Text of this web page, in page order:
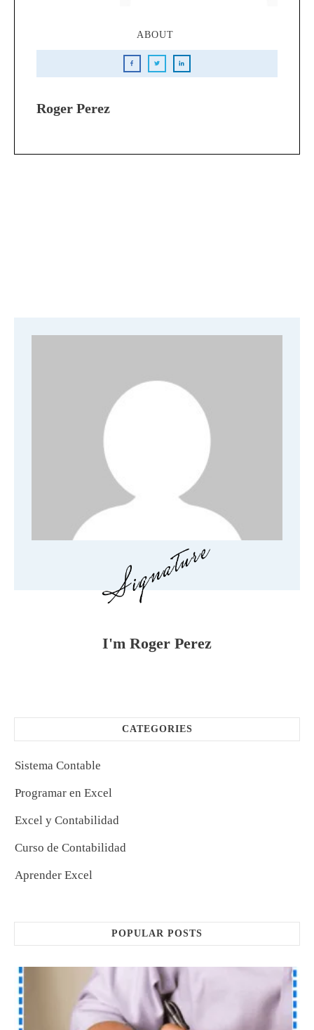
ABOUT
Roger Perez
I'm Roger Perez
CATEGORIES
Sistema Contable
Programar en Excel
Excel y Contabilidad
Curso de Contabilidad
Aprender Excel
POPULAR POSTS